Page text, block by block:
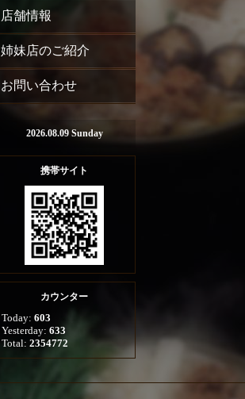
店舗情報
姉妹店のご紹介
お問い合わせ
2026.08.09 Sunday
携帯サイト
カウンター
Today: 603
Yesterday: 633
Total: 2354772